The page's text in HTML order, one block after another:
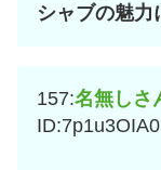
シャブの魅力
157:名無しさ
ID:7p1u3OIA0